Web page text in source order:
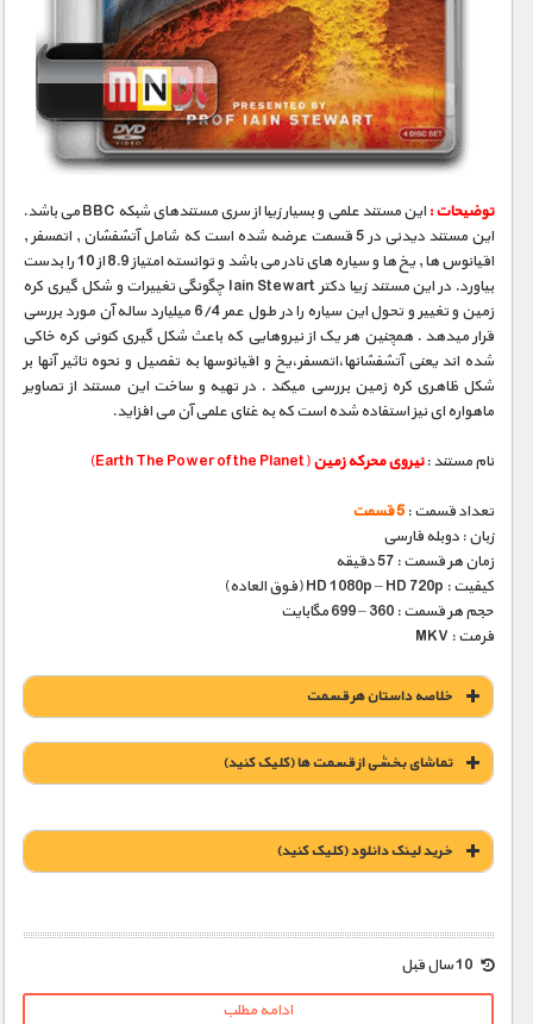
توضیحات :
این مستند علمی و بسیار زیبا از سری مستندهای شبکه BBC می باشد.
این مستند دیدنی در 5 قسمت عرضه شده است که شامل آتشفشان , اتمسفر ,
اقیانوس ها , یخ ها و سیاره های نادر می باشد و توانسته امتیاز 8.9 از 10 را بدست
بیاورد. در این مستند زیبا دکتر Iain Stewart چگونگی تغییرات و شکل گیری کره
زمین و تغییر و تحول این سیاره را در طول عمر 6/4 میلیارد ساله آن مورد بررسی
قرار میدهد . همچنین هر یک از نیروهایی که باعث شکل گیری کنونی کره خاکی
شده اند یعنی آتشفشانها،اتمسفر،یخ و اقیانوسها به تفصیل و نحوه تاثیر آنها بر
شکل ظاهری کره زمین بررسی میکند . در تهیه و ساخت این مستند از تصاویر
ماهواره ای نیز استفاده شده است که به غنای علمی آن می افزاید.
نام مستند :نیروی محرکه زمین(Earth The Power of the Planet)
تعداد قسمت :
زبان : دوبله فارسی
زمان هر قسمت : 57 دقیقه
کیفیت : HD 1080p – HD 720p (فوق العاده)
حجم هر قسمت : 360 – 699 مگابایت
فرمت : MKV
خلاصه داستان هر قسمت
تماشای بخشی از قسمت ها (کلیک کنید)
خريد لينک دانلود (کليک کنيد)
1900 تومان – آتشفشان (افزودن به سبد خريد)
ادامه مطلب